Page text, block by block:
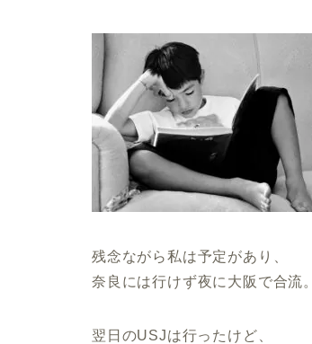
残念ながら私は予定があり、
奈良には行けず夜に大阪で合流。
翌日のUSJは行ったけど、